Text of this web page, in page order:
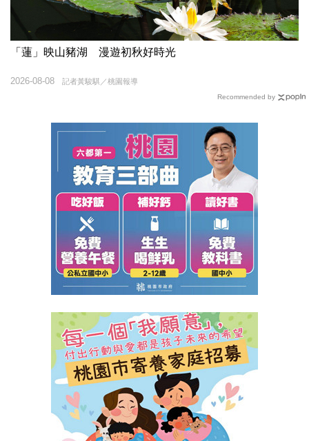
「蓮」映山豬湖 漫遊初秋好時光
記者黃駿騏／桃園報導
2026-08-08
Recommended by